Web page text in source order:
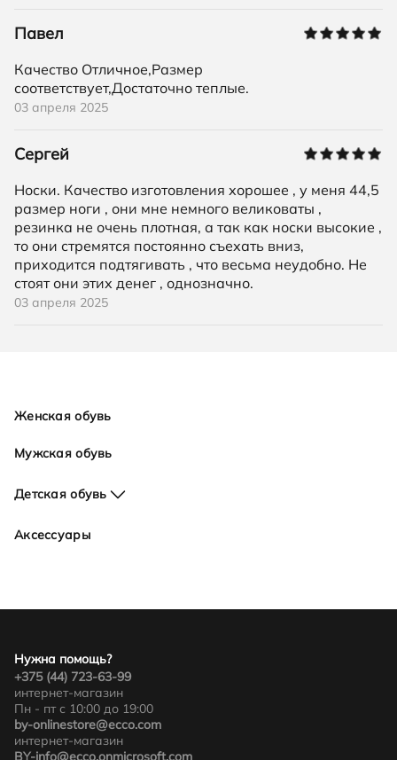
Павел
Качество Отличное,Размер
соответствует,Достаточно теплые.
03 апреля 2025
Сергей
Носки. Качество изготовления хорошее , у меня 44,5
размер ноги , они мне немного великоваты ,
резинка не очень плотная, а так как носки высокие ,
то они стремятся постоянно съехать вниз,
приходится подтягивать , что весьма неудобно. Не
стоят они этих денег , однозначно.
03 апреля 2025
Женская обувь
Мужская обувь
Детская обувь
Для девочек
Для мальчиков
Аксессуары
Нужна помощь?
+375 (44) 723-63-99
интернет-магазин
Пн - пт с 10:00 до 19:00
by-onlinestore@ecco.com
интернет-магазин
BY-info@ecco.onmicrosoft.com